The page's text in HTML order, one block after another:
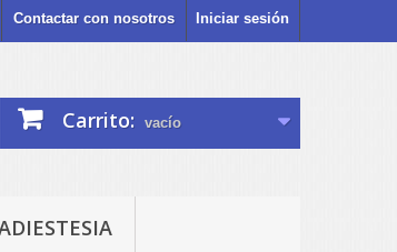
Iniciar sesión
Contactar con nosotros
Carrito: vacío